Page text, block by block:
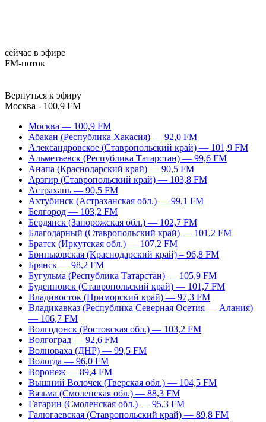
сейчас в эфире
FM-поток
Вернуться к эфиру
Москва - 100,9 FM
Москва — 100,9 FM
Абакан (Республика Хакасия) — 92,0 FM
Александровское (Ставропольский край) — 101,9 FM
Альметьевск (Республика Татарстан) — 99,6 FM
Анапа (Краснодарский край) — 90,5 FM
Арзгир (Ставропольский край) — 103,8 FM
Астрахань — 90,5 FM
Ахтубинск (Астраханская обл.) — 99,1 FM
Белгород — 103,2 FM
Бердянск (Запорожская обл.) — 102,7 FM
Благодарный (Ставропольский край) — 101,2 FM
Братск (Иркутская обл.) — 107,2 FM
Бриньковская (Краснодарский край) – 96,8 FM
Брянск — 98,2 FM
Бугульма (Республика Татарстан) — 105,9 FM
Буденновск (Ставропольский край) — 101,7 FM
Владивосток (Приморский край) — 97,3 FM
Владикавказ (Республика Северная Осетия — Алания)
— 106,7 FM
Волгодонск (Ростовская обл.) — 103,2 FM
Волгоград — 92,6 FM
Волноваха (ДНР) — 99,5 FM
Вологда — 96,0 FM
Воронеж — 89,4 FM
Вышний Волочек (Тверская обл.) — 104,5 FM
Вязьма (Смоленская обл.) — 88,3 FM
Гагарин (Смоленская обл.) — 95,3 FM
Галюгаевская (Ставропольский край) — 89,8 FM